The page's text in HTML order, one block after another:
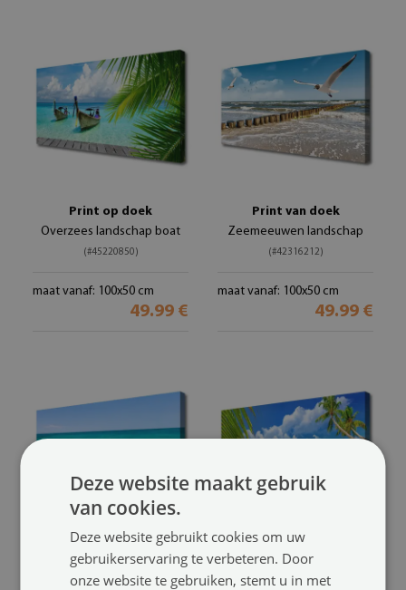
Print op doek
Overzees landschap boat
(#45220850)
maat vanaf: 100x50 cm
49.99 €
Print van doek
Zeemeeuwen landschap
(#42316212)
maat vanaf: 100x50 cm
49.99 €
Print van doek
Zee landschap (#40962421)
Print van doek
Zee landschap
Deze website maakt gebruik
van cookies.
Deze website gebruikt cookies om uw
gebruikerservaring te verbeteren. Door
onze website te gebruiken, stemt u in met